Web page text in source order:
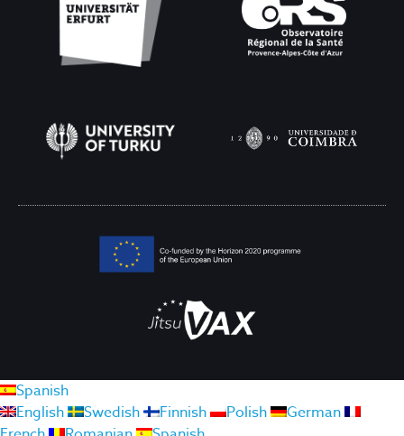
Spanish
English
Swedish Finnish Polish
German